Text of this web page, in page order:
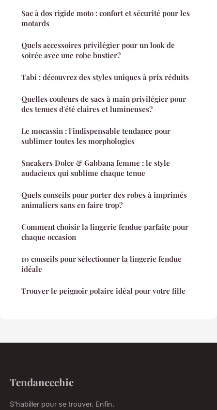
Sac à dos rigide moto : confort et sécurité pour les
motards
Quels accessoires privilégier pour un look de
soirée avec une robe bustier?
Tabi : découvrez des styles uniques à prix réduits
Quelles couleurs de sacs à main privilégier pour
des tenues d'été claires et lumineuses?
Le mocassin : l'indispensable tendance pour
sublimer toutes les morphologies
Sneakers Dolce & Gabbana femme : le style
audacieux qui sublime chaque tenue
Quels conseils pour porter des robes à imprimés
animaliers sans en faire trop?
Comment choisir la lingerie fendue parfaite pour
chaque occasion
10 conseils pour sélectionner la lingerie fendue
idéale
Trouver le peignoir polaire idéal pour votre fille
Tendancechic
S'habiller pour se trouver. Enfin.